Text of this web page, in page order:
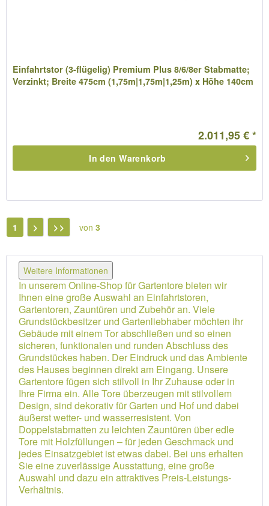
Einfahrtstor (3-flügelig) Premium Plus 8/6/8er Stabmatte;
Verzinkt; Breite 475cm (1,75m|1,75m|1,25m) x Höhe 140cm
2.011,95 € *
In den Warenkorb
1 von 3
Weitere Informationen
In unserem Online-Shop für Gartentore bieten wir
Ihnen eine große Auswahl an Einfahrtstoren,
Gartentoren, Zauntüren und Zubehör an. Viele
Grundstückbesitzer und Gartenliebhaber möchten ihr
Gebäude mit einem Tor abschließen und so einen
sicheren, funktionalen und runden Abschluss des
Grundstückes haben. Der Eindruck und das Ambiente
des Hauses beginnen direkt am Eingang. Unsere
Gartentore fügen sich stilvoll in Ihr Zuhause oder in
Ihre Firma ein. Alle Tore überzeugen mit stilvollem
Design, sind dekorativ für Garten und Hof und dabei
äußerst wetter- und wasserresistent. Von
Doppelstabmatten zu leichten Zauntüren über edle
Tore mit Holzfüllungen – für jeden Geschmack und
jedes Einsatzgebiet ist etwas dabei. Bei uns erhalten
Sie eine zuverlässige Ausstattung, eine große
Auswahl und dazu ein attraktives Preis-Leistungs-
Verhältnis.